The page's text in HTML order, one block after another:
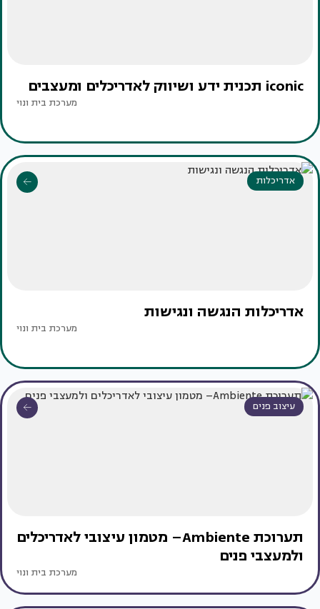
iconic תכנית ידע ושיווק לאדריכלים ומעצבים
מערכת בית ונוי
אדריכלות
אדריכלות הנגשה ונגישות
מערכת בית ונוי
עיצוב פנים
תערוכת Ambiente– מטמון עיצובי לאדריכלים
ולמעצבי פנים
מערכת בית ונוי